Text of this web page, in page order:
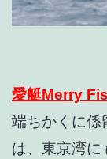
愛艇Merry
端ちかくに係
は、東京湾に